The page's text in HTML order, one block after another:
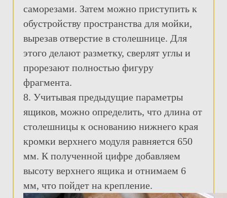
саморезами. Затем можно приступить к
обустройству пространства для мойки,
вырезав отверстие в столешнице. Для
этого делают разметку, сверлят углы и
прорезают полностью фигуру
фрагмента.
8. Учитывая предыдущие параметры
ящиков, можно определить, что длина от
столешницы к основанию нижнего края
кромки верхнего модуля равняется 650
мм. К полученной цифре добавляем
высоту верхнего ящика и отнимаем 6
мм, что пойдет на крепление.